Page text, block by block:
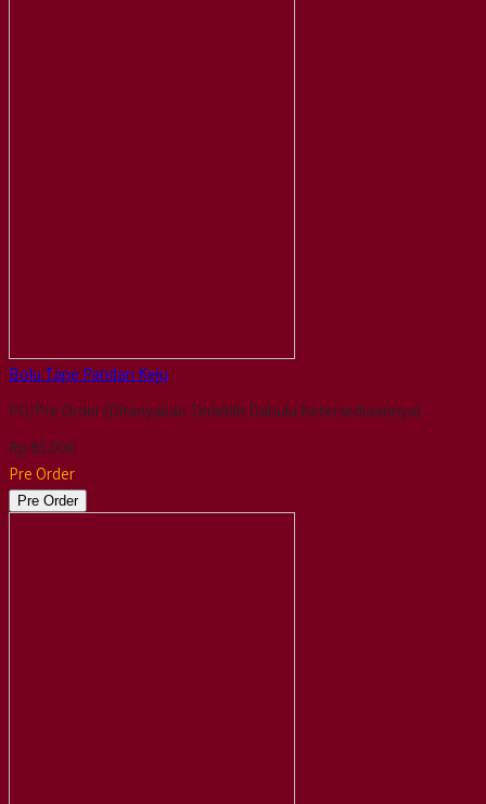
Bolu Tape Pandan Keju
PO/Pre Order (Ditanyakan Terlebih Dahulu Ketersediaannya)
Rp 85.000
Pre Order
Pre Order